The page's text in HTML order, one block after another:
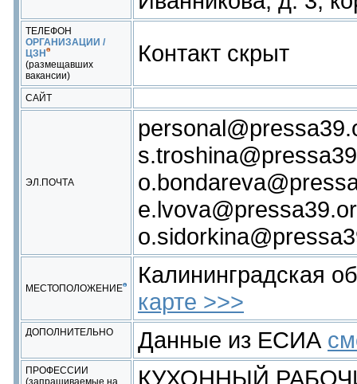
ТЕЛЕФОН
ОРГАНИЗАЦИИ /
ЦЗН
(размещавших
вакансии)
Контакт скрыт
САЙТ
ЭЛ.ПОЧТА
МЕСТОПОЛОЖЕНИЕ
Калининградская
карте >>>
ДОПОЛНИТЕЛЬНО Данные из ЕСИА
ПРОФЕССИИ
(запрашиваемые на
КУХОННЫЙ